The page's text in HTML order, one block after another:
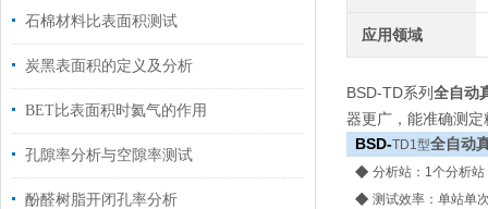
石棉材料比表面积测试
炭黑表面积的定义及分析
BET比表面积时氦气的作用
孔隙率分析与空隙率测试
酚醛树脂开闭孔率分析
应用领域
BSD-TD系列全自动
器更广，能准确测
BSD-TD1型全自动
◆ 分析站：1个分析
◆ 测试效率：单站单